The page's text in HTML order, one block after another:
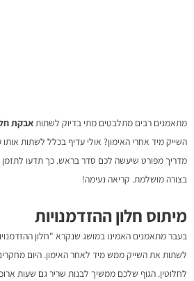
מתאמנים רבים מתלבטים מתי בדיוק לשתות אבקת
השייק מיד אחרי האימון? אולי עדיף בכלל לשתות
מדריך מפורט שיעשה לכם סדר בראש. כך תדעו
בצורה מושלמת. קריאה נעימה!
מיתוס חלון ההזדמנויות
בעבר מתאמנים האמינו במושג שנקרא "חלון
לשתות את השייק ממש מיד לאחר האימון. היום
לחלוטין. הגוף שלכם ממשיך לבנות שריר גם שעות